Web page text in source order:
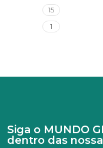
15
1
Siga o MUNDO
dentro das